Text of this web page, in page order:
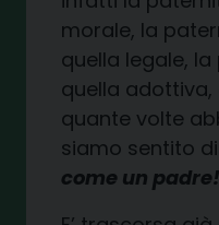
morale, la
quella legale,
quella adottiva,
quante volte
siamo sentito
come un